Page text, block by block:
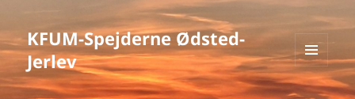
KFUM-Spejderne Ødsted-
Jerlev
MENU
OG